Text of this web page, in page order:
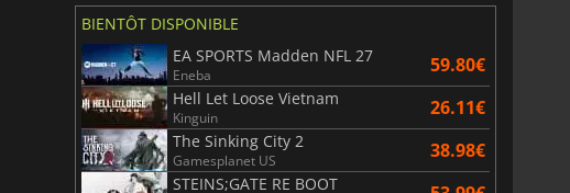
BIENTÔT DISPONIBLE
EA SPORTS Madden NFL 27
Eneba 59.80€
Hell Let Loose Vietnam
Kinguin 26.11€
The Sinking City 2
Gamesplanet US 38.98€
STEINS;GATE RE BOOT